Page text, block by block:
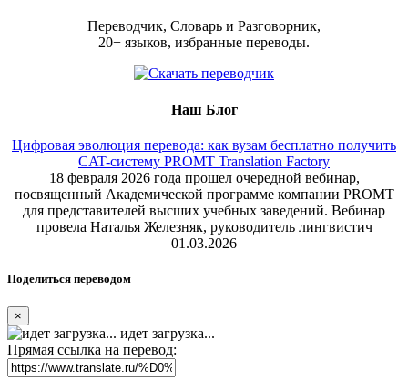
Переводчик, Словарь и Разговорник,
20+ языков, избранные переводы.
Наш Блог
Цифровая эволюция перевода: как вузам бесплатно получить
CAT-систему PROMT Translation Factory
18 февраля 2026 года прошел очередной вебинар,
посвященный Академической программе компании PROMT
для представителей высших учебных заведений. Вебинар
провела Наталья Железняк, руководитель лингвистич
01.03.2026
Поделиться переводом
×
идет загрузка...
Прямая ссылка на перевод: